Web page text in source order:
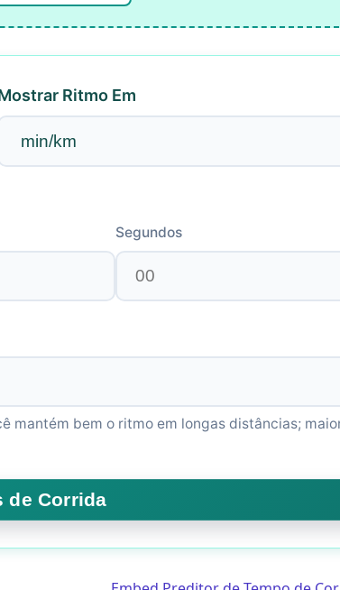
Ritmo Em
Segundos
mantém bem o ritmo em longas distâncias;